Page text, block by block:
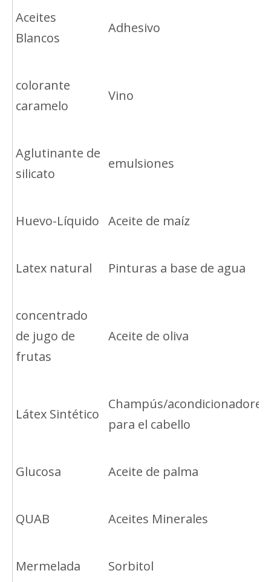
Aceites
Blancos
Adhesivo
colorante
caramelo
Vino
Aglutinante de
silicato
emulsiones
Huevo-Líquido Aceite de maíz
Latex natural Pinturas a base de agua
concentrado
de jugo de
frutas
Aceite de oliva
Látex Sintético
Champús/acondicionadores
para el cabello
Glucosa Aceite de palma
QUAB Aceites Minerales
Mermelada Sorbitol